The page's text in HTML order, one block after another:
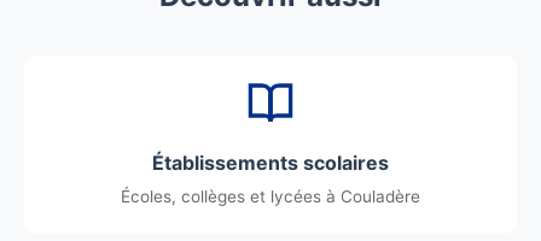
Établissements scolaires
Écoles, collèges et lycées à Couladère